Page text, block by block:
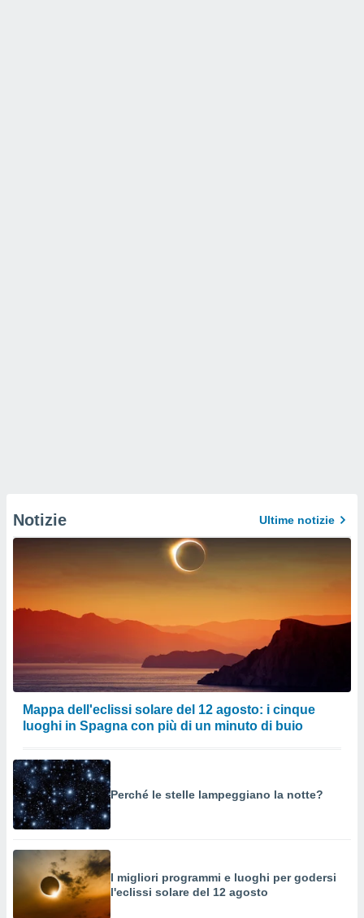
Notizie Ultime notizie
Mappa dell'eclissi solare del 12 agosto: i cinque
luoghi in Spagna con più di un minuto di buio
Perché le stelle lampeggiano la notte?
I migliori programmi e luoghi per godersi
l'eclissi solare del 12 agosto